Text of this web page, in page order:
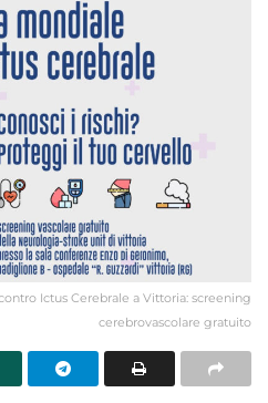
Ictus Cerebrale a Vittoria: screening
cerebrovascolare gratuito